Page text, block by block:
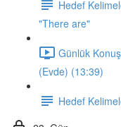
Hedef
"There are"
Günlük
(Evde) (13:39)
Hedef